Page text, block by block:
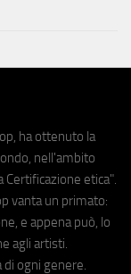
ha ottenuto la
nell'ambito
Certificazione etica".
vanta un primato:
e appena può, lo
agli artisti.
di ogni genere.